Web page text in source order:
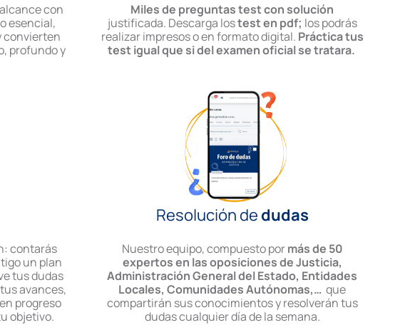
con
esencial,
convierten
profundo y
Miles de preguntas test con solución
justificada. Descarga lostest en pdf; los podrás
realizar impresos o en formato digital. Práctica tus
test igual que si del examen oficial se tratara.
contarás
un plan
tus dudas
avances,
progreso
objetivo.
Resolución de dudas
Nuestro equipo, compuesto pormás de 50
expertos en las oposiciones de Justicia,
Administración General del Estado, Entidades
Locales, Comunidades Autónomas,… que
compartirán sus conocimientos y resolverán tus
dudas cualquier día de la semana.